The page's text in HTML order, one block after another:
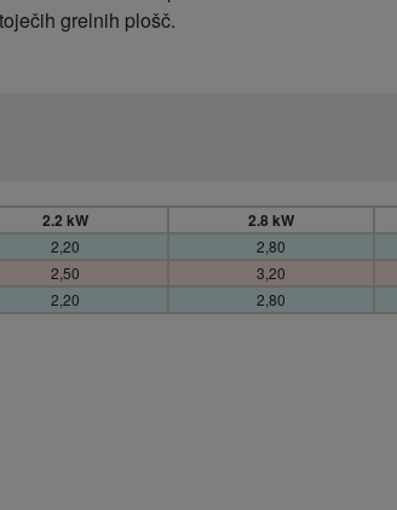
grelnih plošč.
2.2 kW
2.8 kW
2,20 2,80
2,50 3,20
2,20 2,80